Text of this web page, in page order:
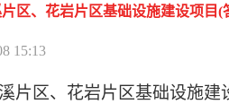
区、花岩片区基础设施建设项目(
15:13
片区、花岩片区基础设施建